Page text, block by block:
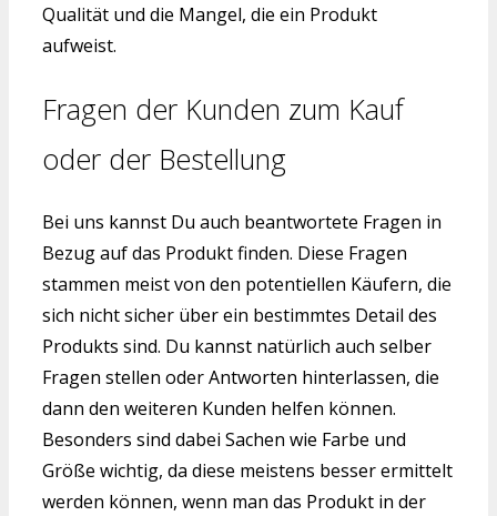
Qualität und die Mangel, die ein Produkt
aufweist.
Fragen der Kunden zum Kauf
oder der Bestellung
Bei uns kannst Du auch beantwortete Fragen in
Bezug auf das Produkt finden. Diese Fragen
stammen meist von den potentiellen Käufern, die
sich nicht sicher über ein bestimmtes Detail des
Produkts sind. Du kannst natürlich auch selber
Fragen stellen oder Antworten hinterlassen, die
dann den weiteren Kunden helfen können.
Besonders sind dabei Sachen wie Farbe und
Größe wichtig, da diese meistens besser ermittelt
werden können, wenn man das Produkt in der